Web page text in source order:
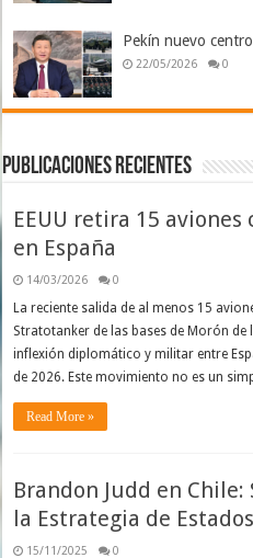
Pekín nuevo
22/05/2026 0
Publicaciones Recientes
EEUU retira 15 aviones
en España
14/03/2026 0
La reciente salida de al menos 15
Stratotanker de las bases de Morón
inflexión diplomático y militar entre
de 2026. Este movimiento no es un
Read More »
Brandon Judd en
la Estrategia de
15/11/2025 0